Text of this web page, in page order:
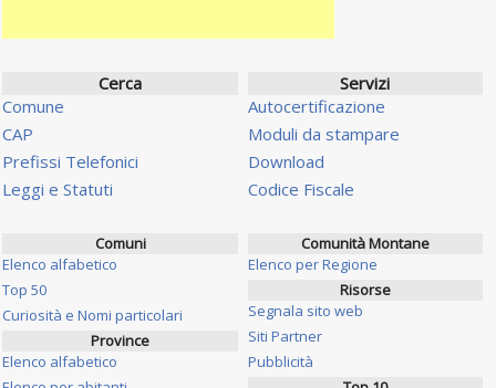
Cerca
Comune
CAP
Prefissi Telefonici
Leggi e Statuti
Servizi
Autocertificazione
Moduli da stampare
Download
Codice Fiscale
Comuni
Elenco alfabetico
Top 50
Curiosità e Nomi particolari
Province
Elenco alfabetico
Comunità Montane
Elenco per Regione
Risorse
Segnala sito web
Siti Partner
Pubblicità